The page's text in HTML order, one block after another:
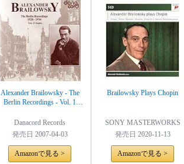
Alexander Brailowsky - The
Berlin Recordings - Vol. 1
Danacord Records
発売日 2007-04-03
Amazonで見る >
Brailowsky Plays Chopin
SONY MASTERWORKS
発売日 2020-11-13
Amazonで見る >